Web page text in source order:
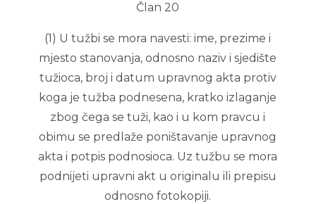
Član 20
(1) U tužbi se mora navesti: ime, prezime i
mjesto stanovanja, odnosno naziv i sjedište
tužioca, broj i datum upravnog akta protiv
koga je tužba podnesena, kratko izlaganje
zbog čega se tuži, kao i u kom pravcu i
obimu se predlaže poništavanje upravnog
akta i potpis podnosioca. Uz tužbu se mora
podnijeti upravni akt u originalu ili prepisu
odnosno fotokopiji.